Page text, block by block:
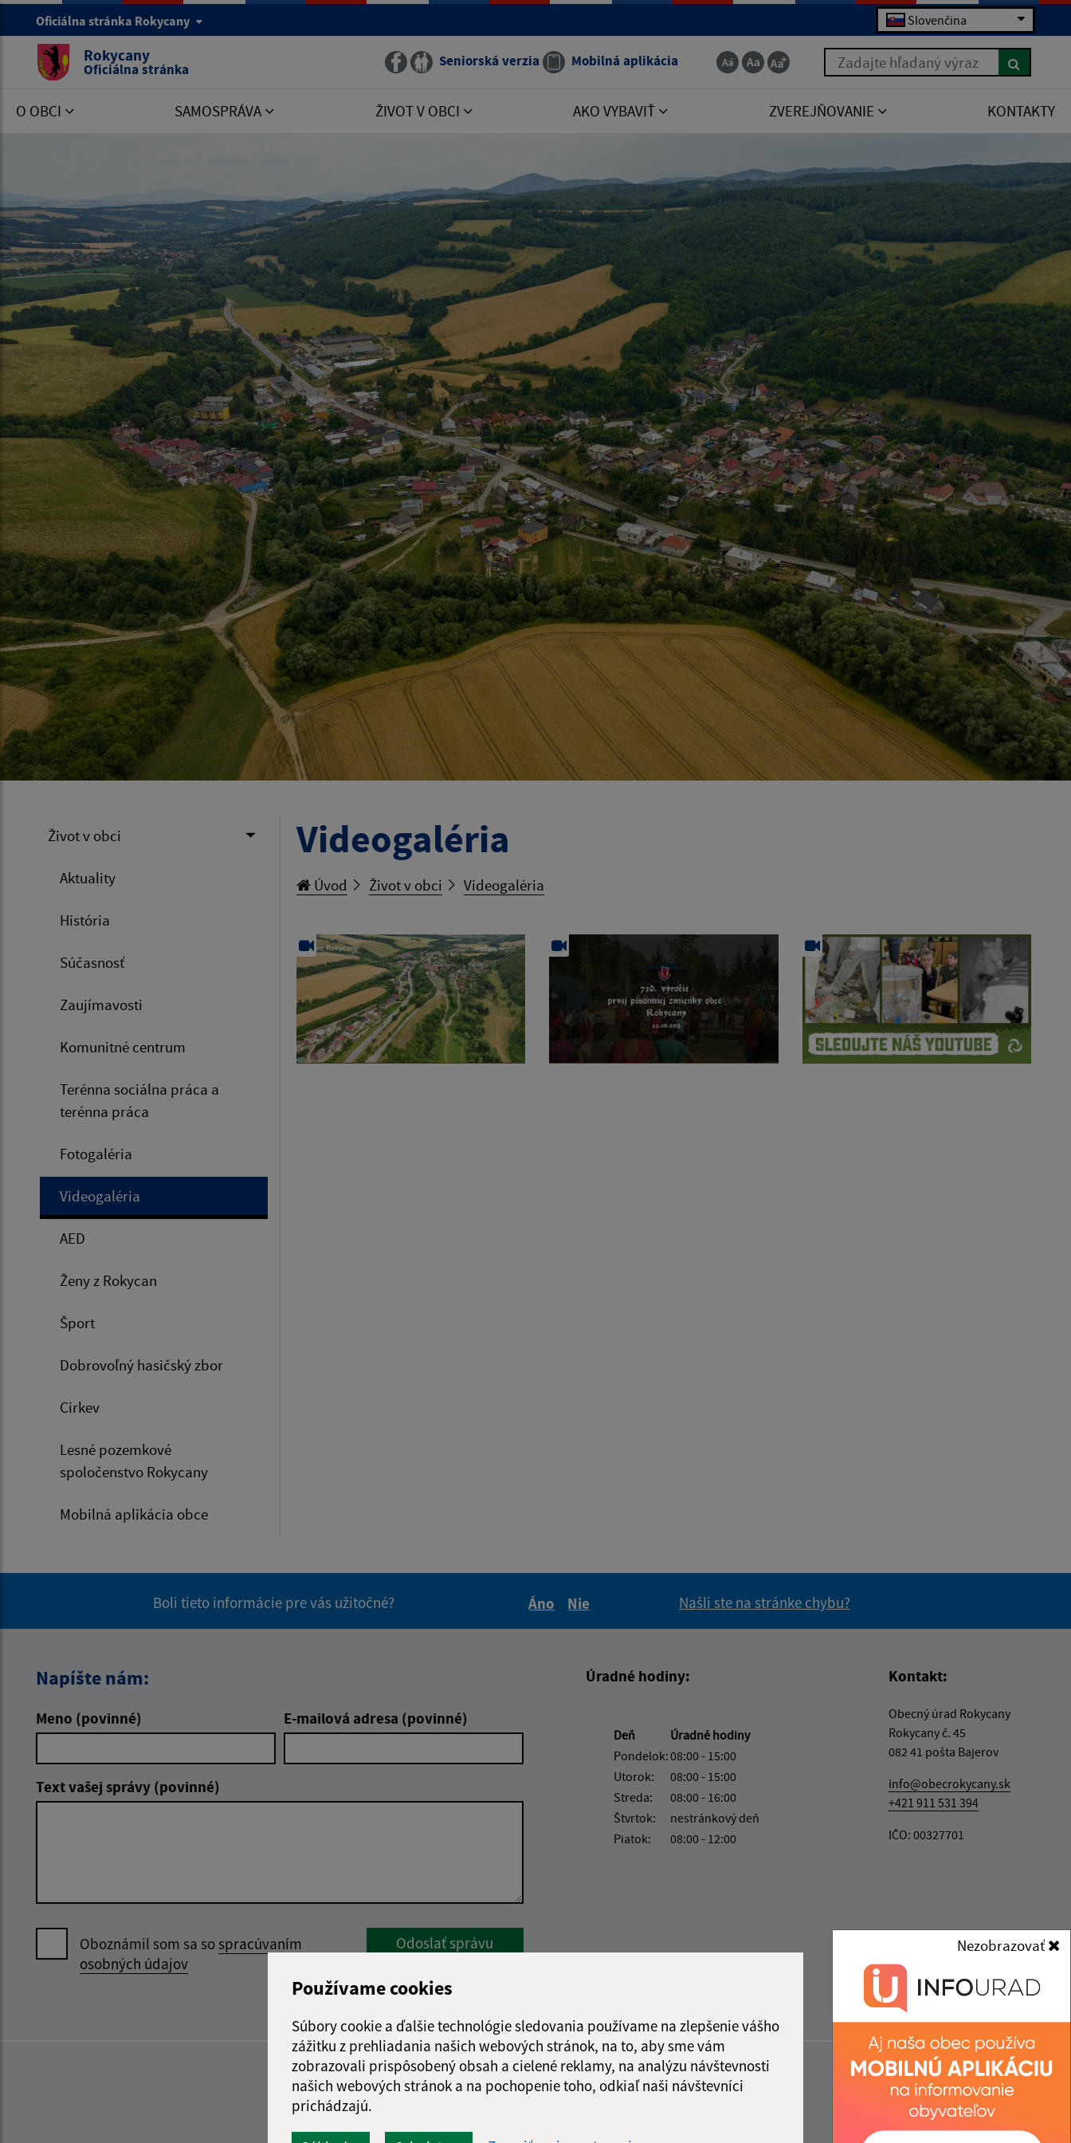
Používame cookies
Súbory cookie a ďalšie technológie sledovania používame na zlepšenie vášho
zážitku z prehliadania našich webových stránok, na to, aby sme vám
zobrazovali prispôsobený obsah a cielené reklamy, na analýzu návštevnosti
našich webových stránok a na pochopenie toho, odkiaľ naši návštevníci
prichádzajú.
Nezobrazovať
Oficiálna stránka Rokycany Slovenčina
Rokycany
Oficiálna stránka Seniorská verzia Mobilná aplikácia Zadajte hľadaný výraz
O OBCI SAMOSPRÁVA ŽIVOT V OBCI AKO VYBAVIŤ ZVEREJŇOVANIE KONTAKTY
Život v obci
Aktuality
História
Súčasnosť
Zaujímavosti
Komunitné centrum
Terénna sociálna práca a
terénna práca
Fotogaléria
Videogaléria
AED
Ženy z Rokycan
Šport
Dobrovoľný hasičský zbor
Cirkev
Lesné pozemkové
spoločenstvo Rokycany
Mobilná aplikácia obce
Videogaléria
Úvod Život v obci Videogaléria
Boli tieto informácie pre vás užitočné?
Áno
Nie
Našli ste na stránke chybu?
Napíšte nám:
Meno (povinné) E-mailová adresa (povinné)
Text vašej správy (povinné)
Oboznámil som sa sospracúvaním
osobných údajov
Google reCaptcha Response
Odoslať správu
Úradné hodiny:
Deň
Úradné hodiny
Pondelok:08:00 - 15:00
Utorok:
08:00 - 15:00
Streda:
08:00 - 16:00
Štvrtok:
nestránkový deň
Piatok:
08:00 - 12:00
Kontakt:
Obecný úrad Rokycany
Rokycany č. 45
082 41 pošta Bajerov
info@obecrokycany.sk
+421 911 531 394
IČO: 00327701